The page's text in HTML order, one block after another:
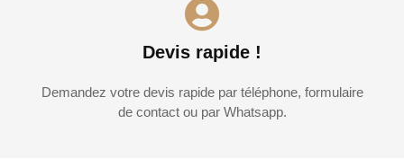
Devis rapide !
Demandez votre devis rapide par téléphone, formulaire
de contact ou par Whatsapp.